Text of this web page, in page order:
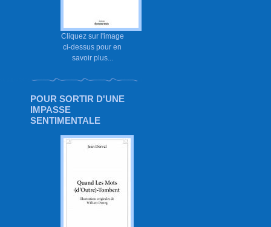
Cliquez sur l'image
ci-dessus pour en
savoir plus...
POUR SORTIR D'UNE
IMPASSE
SENTIMENTALE